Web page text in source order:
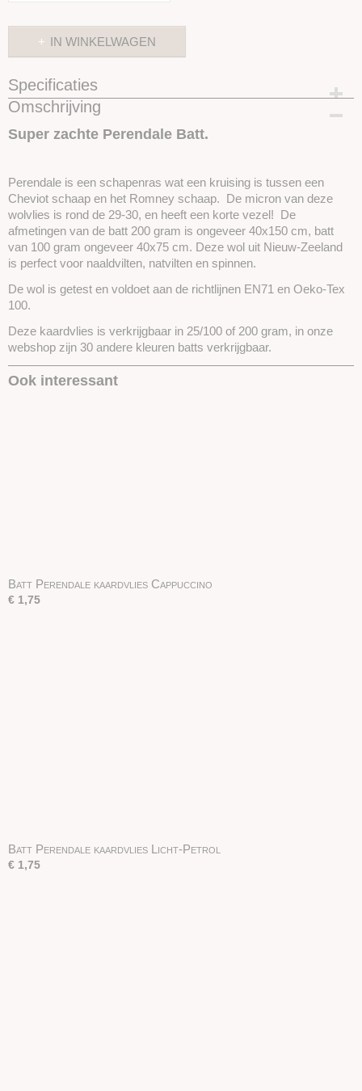
IN WINKELWAGEN
Specificaties
Productcode
Omschrijving
Super zachte Perendale Batt.
Perendale is een schapenras wat een kruising is tussen een
Cheviot schaap en het Romney schaap. De micron van deze
wolvlies is rond de 29-30, en heeft een korte vezel! De
afmetingen van de batt 200 gram is ongeveer 40x150 cm, batt
van 100 gram ongeveer 40x75 cm. Deze wol uit Nieuw-Zeeland
is perfect voor naaldvilten, natvilten en spinnen.
De wol is getest en voldoet aan de richtlijnen EN71 en Oeko-Tex
100.
Deze kaardvlies is verkrijgbaar in 25/100 of 200 gram, in onze
webshop zijn 30 andere kleuren batts verkrijgbaar.
Ook interessant
Batt Perendale kaardvlies Cappuccino
€ 1,75
Batt Perendale kaardvlies Licht-Petrol
€ 1,75